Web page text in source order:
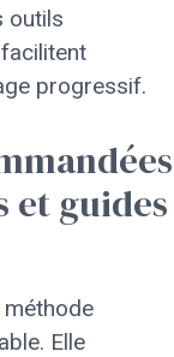
outils
progressif.
et guides
Elle